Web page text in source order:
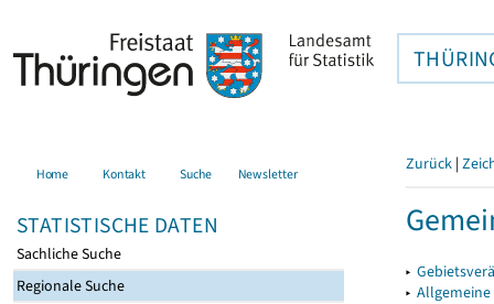
Home Kontakt Suche Newsletter
STATISTISCHE DATEN
Sachliche Suche
Regionale Suche
Zurück |
▸
▸